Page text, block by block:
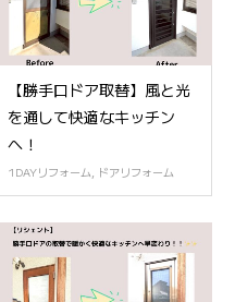
【勝手口ドア取替】風と光
を通して快適なキッチン
へ！
1DAYリフォーム ドアリフォーム